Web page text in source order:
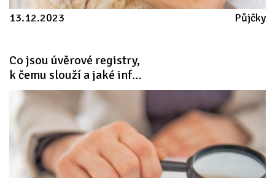
13.12.2023 Půjčky
Co jsou úvěrové registry,
k čemu slouží a jaké informace vám poskytnou